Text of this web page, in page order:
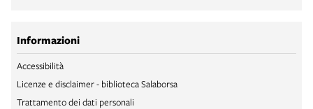
Informazioni
Accessibilità
Licenze e disclaimer - biblioteca Salaborsa
Trattamento dei dati personali